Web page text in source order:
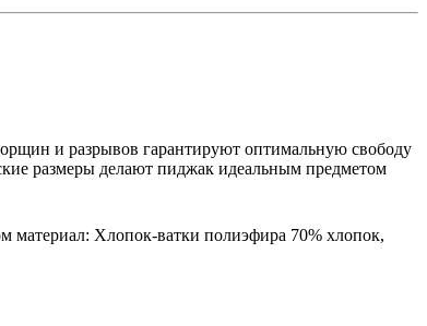
и разрывов гарантируют оптимальную свободу
размеры делают пиджак идеальным предметом
Хлопок-ватки полиэфира 70% хлопок,